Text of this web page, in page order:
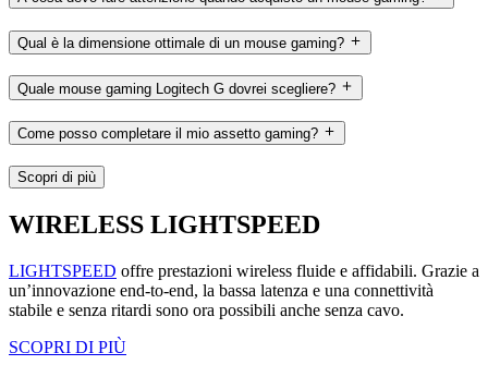
Qual è la dimensione ottimale di un mouse gaming?
Quale mouse gaming Logitech G dovrei scegliere?
Come posso completare il mio assetto gaming?
Scopri di più
WIRELESS LIGHTSPEED
LIGHTSPEED offre prestazioni wireless fluide e affidabili. Grazie a
un’innovazione end-to-end, la bassa latenza e una connettività
stabile e senza ritardi sono ora possibili anche senza cavo.
SCOPRI DI PIÙ